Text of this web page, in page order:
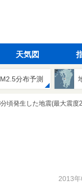
天気図
分布予測
頃発生した地震(最大震度
2013